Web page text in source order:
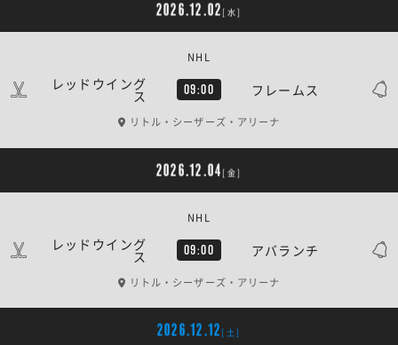
2026.12.02 [水]
レッドウイング
ス 09:00 フレームス
NHL
リトル・シーザーズ・アリーナ
2026.12.04 [金]
レッドウイング
ス 09:00 アバランチ
NHL
リトル・シーザーズ・アリーナ
2026.12.12 [土]